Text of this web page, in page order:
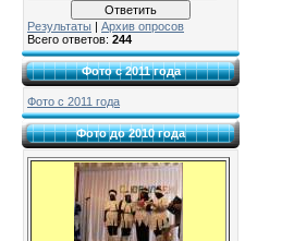
Результаты
Архив опросов
Всего ответов: 244
Фото с 2011 года
Фото с 2011 года
Фото до 2010 года